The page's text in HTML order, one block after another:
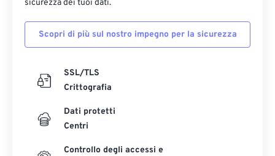
sicurezza dei tuoi dati.
Scopri di più sul nostro impegno per la sicurezza
SSL/TLS
Crittografia
Dati protetti
Centri
Controllo degli accessi e